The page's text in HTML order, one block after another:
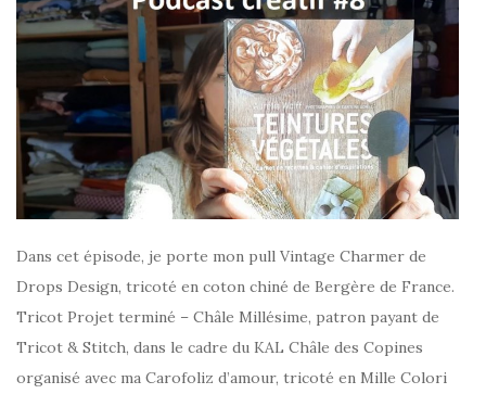
Dans cet épisode, je porte mon pull Vintage Charmer de
Drops Design, tricoté en coton chiné de Bergère de France.
Tricot Projet terminé – Châle Millésime, patron payant de
Tricot & Stitch, dans le cadre du KAL Châle des Copines
organisé avec ma Carofoliz d’amour, tricoté en Mille Colori